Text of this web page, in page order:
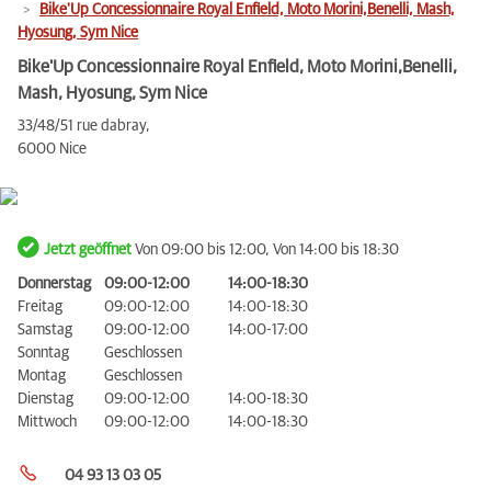
Bike'Up Concessionnaire Royal Enfield, Moto Morini,Benelli, Mash,
Hyosung, Sym Nice
Bike'Up Concessionnaire Royal Enfield, Moto Morini,Benelli,
Mash, Hyosung, Sym Nice
33/48/51 rue dabray,
6000 Nice
Jetzt geöffnet Von 09:00 bis 12:00, Von 14:00 bis 18:30
Donnerstag 09:00-12:00
14:00-18:30
Freitag
09:00-12:00
14:00-18:30
Samstag
09:00-12:00
14:00-17:00
Sonntag
Geschlossen
Montag
Geschlossen
Dienstag
09:00-12:00
14:00-18:30
Mittwoch
09:00-12:00 14:00-18:30
04 93 13 03 05